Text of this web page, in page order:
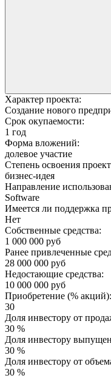
Характер проекта:
Создание нового
Срок окупаемости:
1 год
Форма вложений:
долевое участие
Степень освоения
бизнес-идея
Направление
Software
Имеется ли поддержка
Нет
Собственные средства:
1 000 000 руб
Ранее привлеченные
28 000 000 руб
Недостающие средства:
10 000 000 руб
Приобретение (% акций):
30
Доля инвестору от
30 %
Доля инвестору
30 %
Доля инвестору от
30 %